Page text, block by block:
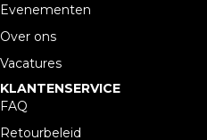
Evenementen
Over ons
Vacatures
KLANTENSERVICE
FAQ
Retourbeleid